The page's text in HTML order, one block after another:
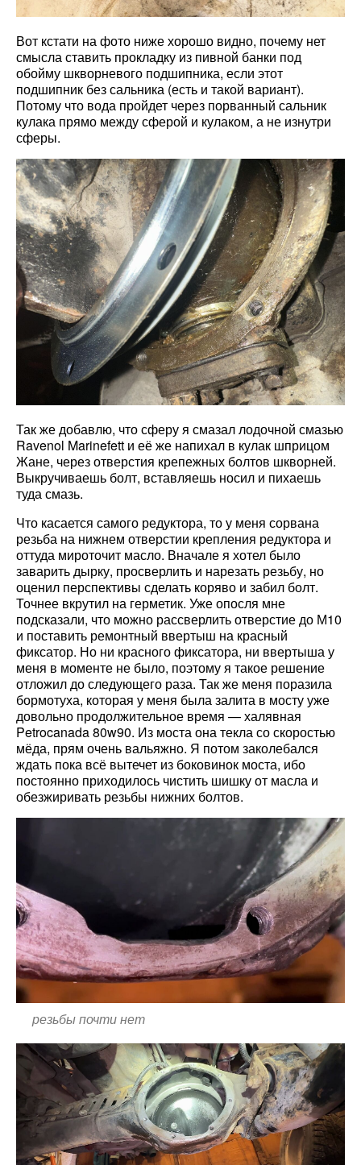
Вот кстати на фото ниже хорошо видно, почему нет
смысла ставить прокладку из пивной банки под
обойму шкворневого подшипника, если этот
подшипник без сальника (есть и такой вариант).
Потому что вода пройдет через порванный сальник
кулака прямо между сферой и кулаком, а не изнутри
сферы.
Так же добавлю, что сферу я смазал лодочной смазью
Ravenol Marinefett и её же напихал в кулак шприцом
Жане, через отверстия крепежных болтов шкворней.
Выкручиваешь болт, вставляешь носил и пихаешь
туда смазь.
Что касается самого редуктора, то у меня сорвана
резьба на нижнем отверстии крепления редуктора и
оттуда мироточит масло. Вначале я хотел было
заварить дырку, просверлить и нарезать резьбу, но
оценил перспективы сделать коряво и забил болт.
Точнее вкрутил на герметик. Уже опосля мне
подсказали, что можно рассверлить отверстие до М10
и поставить ремонтный ввертыш на красный
фиксатор. Но ни красного фиксатора, ни ввертыша у
меня в моменте не было, поэтому я такое решение
отложил до следующего раза. Так же меня поразила
бормотуха, которая у меня была залита в мосту уже
довольно продолжительное время — халявная
Petrocanada 80w90. Из моста она текла со скоростью
мёда, прям очень вальяжно. Я потом заколебался
ждать пока всё вытечет из боковинок моста, ибо
постоянно приходилось чистить шишку от масла и
обезжиривать резьбы нижних болтов.
резьбы почти нет